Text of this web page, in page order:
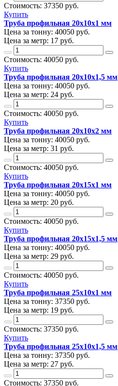
Стоимость: 37350 руб.
Купить
Труба профильная 20х10х1 мм
Цена за тонну: 40050 руб.
Цена за метр: 17 руб.
Стоимость: 40050 руб.
Купить
Труба профильная 20х10х1,5 мм
Цена за тонну: 40050 руб.
Цена за метр: 24 руб.
Стоимость: 40050 руб.
Купить
Труба профильная 20х10х2 мм
Цена за тонну: 40050 руб.
Цена за метр: 31 руб.
Стоимость: 40050 руб.
Купить
Труба профильная 20х15х1 мм
Цена за тонну: 40050 руб.
Цена за метр: 20 руб.
Стоимость: 40050 руб.
Купить
Труба профильная 20х15х1,5 мм
Цена за тонну: 40050 руб.
Цена за метр: 29 руб.
Стоимость: 40050 руб.
Купить
Труба профильная 25х10х1 мм
Цена за тонну: 37350 руб.
Цена за метр: 19 руб.
Стоимость: 37350 руб.
Купить
Труба профильная 25х10х1,5 мм
Цена за тонну: 37350 руб.
Цена за метр: 27 руб.
Стоимость: 37350 руб.